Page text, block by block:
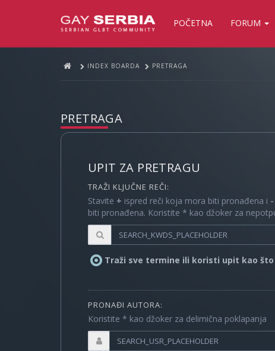
POČETNA FORUM
INDEX BOARDA PRETRAGA
PRETRAGA
UPIT ZA PRETRAGU
TRAŽI KLJUČNE REČI:
Stavite + ispred reči koja mora biti pronađena i -
biti pronađena. Koristite * kao džoker za
Traži sve termine ili koristi upit kao što
PRONAĐI AUTORA:
Koristite * kao džoker za delimična poklapanja